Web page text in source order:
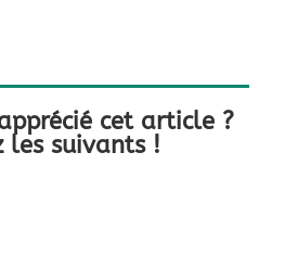
cet article ?
les suivants !